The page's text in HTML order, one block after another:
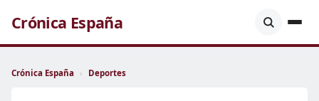
Crónica España
Crónica España › Deportes